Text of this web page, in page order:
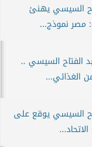
السيسي يهنئ
مصر نموذج...
الفتاح السيسي ..
الغذائي...
السيسي يوقع على